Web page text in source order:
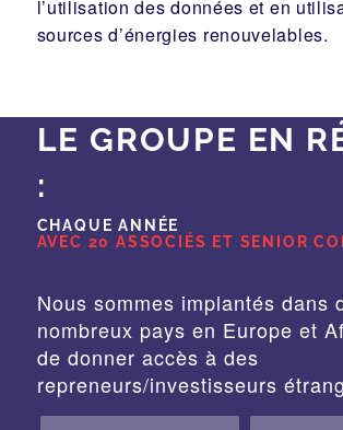
l’utilisation des données et en
sources d’énergies renouvelables.
LE GROUPE EN
:
CHAQUE ANNÉE
AVEC 20 ASSOCIÉS ET SENIOR
Nous sommes implantés dans
nombreux pays en Europe et
de donner accès à des
repreneurs/investisseurs